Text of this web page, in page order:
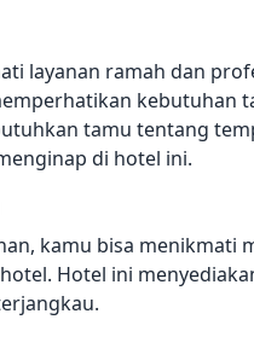
layanan ramah dan
kebutuhan
tamu tentang
di hotel ini.
kamu bisa menikmati
Hotel ini